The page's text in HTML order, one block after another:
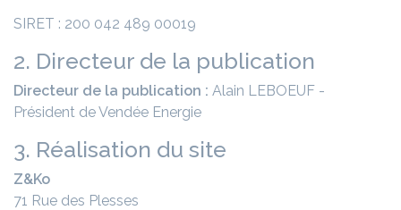
SIRET : 200 042 489 00019
2. Directeur de la publication
Directeur de la publication : Alain LEBOEUF -
Président de Vendée Energie
3. Réalisation du site
Z&Ko
71 Rue des Plesses